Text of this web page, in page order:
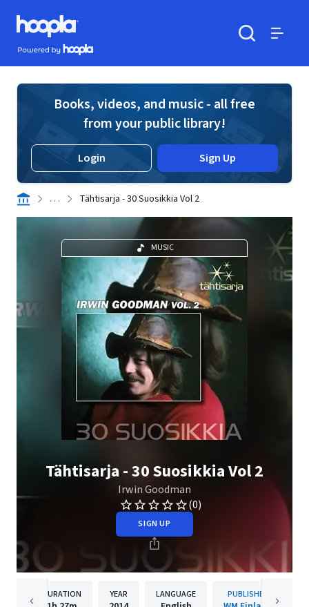
Skip to main content
Hoopla logo
Powered by Hoopla
Books, videos, and music - all free
from your public library!
Login Sign Up
. . . Tähtisarja - 30 Suosikkia Vol 2
MUSIC
Tähtisarja - 30 Suosikkia Vol 2
Irwin Goodman
(0)
SIGN UP
DURATION YEAR LANGUAGE PUBLISHER